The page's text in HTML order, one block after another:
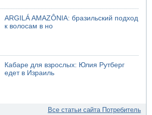
ARGILÁ AMAZÔNIA: бразильский подход
к волосам в но
Кабаре для взрослых: Юлия Рутберг
едет в Израиль
Все статьи сайта Потребитель